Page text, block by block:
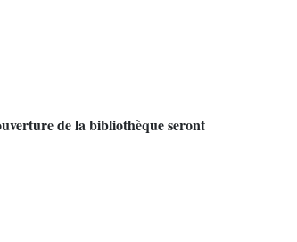
de la bibliothèque seront